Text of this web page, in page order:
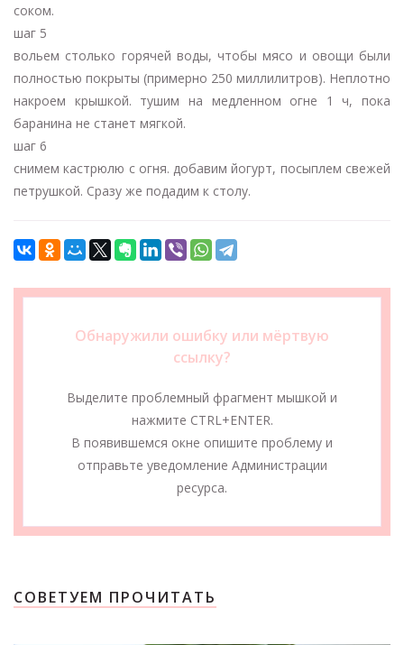
соком.
шаг 5
вольем столько горячей воды, чтобы мясо и овощи были
полностью покрыты (примерно 250 миллилитров). Неплотно
накроем крышкой. тушим на медленном огне 1 ч, пока
баранина не станет мягкой.
шаг 6
снимем кастрюлю с огня. добавим йогурт, посыплем свежей
петрушкой. Сразу же подадим к столу.
Обнаружили ошибку или мёртвую
ссылку?
Выделите проблемный фрагмент мышкой и
нажмите CTRL+ENTER.
В появившемся окне опишите проблему и
отправьте уведомление Администрации
ресурса.
СОВЕТУЕМ ПРОЧИТАТЬ